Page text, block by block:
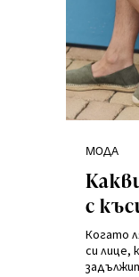
МОДА
на
с
за
Когато
си лице,